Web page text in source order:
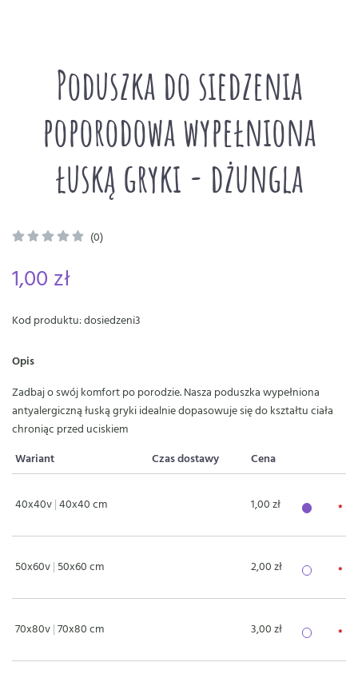
Poduszka do siedzenia
poporodowa wypełniona
łuską gryki - dżungla
(0)
1,00 zł
Kod produktu: dosiedzeni3
Opis
Zadbaj o swój komfort po porodzie. Nasza poduszka wypełniona
antyalergiczną łuską gryki idealnie dopasowuje się do kształtu ciała
chroniąc przed uciskiem
Wariant
Czas dostawy Cena
40x40v|40x40 cm 1,00 zł
50x60v| 50x60 cm 2,00 zł
70x80v|70x80 cm 3,00 zł